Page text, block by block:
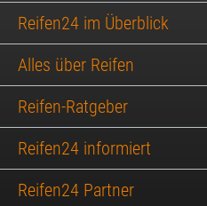
Reifen24 im Überblick
Alles über Reifen
Reifen-Ratgeber
Reifen24 informiert
Reifen24 Partner